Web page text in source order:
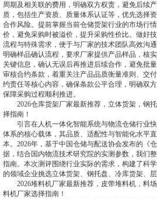
周期及相关联的费用，明确双方权责，避免后续
质，包括生产资质、质量体系认证等，优先选择
合作风险。提前掌握当前仓储货架行业的市场行
价，避免采购时被溢价，提升采购性价比。做好
流程与特殊需求，便于与厂家的技术团队高效沟
明确样品确认流程，要求厂家提供产品样品，核
关键信息，确认无误后再推进后续合作，避免批
审核合约条款，着重关注产品品质衡量准则、交
约责任等核心内容，确保条款公平合理，明确双
保障采购过程顺利推进。
2026仓库货架厂家最新推荐，立体货架，钢托
择指南！
引言在人机一体化智能系统与物流仓储行业快
体系的核心载体，其品质、适配性与智能化水平
本。2026年，基于中国仓储与配送协会发布的《
据，结合国内物流技术研究院的实测参数，我们
指南。本次测评围绕行业实际的需求，构建了科
的领域企业挑选立体货架、钢托盘、冷库货架、
2026堆料机厂家最新推荐，皮带堆料机，料场
料机厂家选择指南！